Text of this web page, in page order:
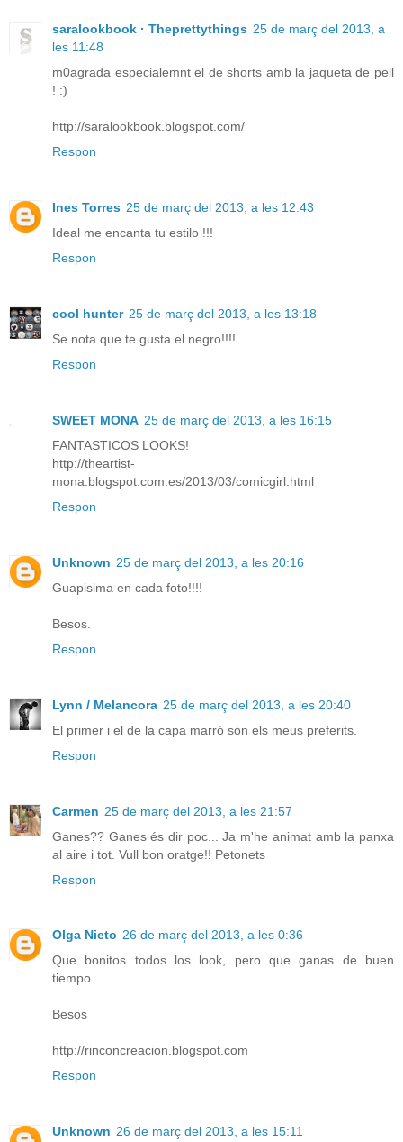
saralookbook · Theprettythings 25 de març del 2013, a
les 11:48
m0agrada especialemnt el de shorts amb la jaqueta de pell
! :)
http://saralookbook.blogspot.com/
Respon
Ines Torres 25 de març del 2013, a les 12:43
Ideal me encanta tu estilo !!!
Respon
cool hunter 25 de març del 2013, a les 13:18
Se nota que te gusta el negro!!!!
Respon
SWEET MONA 25 de març del 2013, a les 16:15
FANTASTICOS LOOKS!
http://theartist-
mona.blogspot.com.es/2013/03/comicgirl.html
Respon
Unknown 25 de març del 2013, a les 20:16
Guapisima en cada foto!!!!
Besos.
Respon
Lynn / Melancora 25 de març del 2013, a les 20:40
El primer i el de la capa marró són els meus preferits.
Respon
Carmen 25 de març del 2013, a les 21:57
Ganes?? Ganes és dir poc... Ja m'he animat amb la panxa
al aire i tot. Vull bon oratge!! Petonets
Respon
Olga Nieto 26 de març del 2013, a les 0:36
Que bonitos todos los look, pero que ganas de buen
tiempo.....
Besos
http://rinconcreacion.blogspot.com
Respon
Unknown 26 de març del 2013, a les 15:11